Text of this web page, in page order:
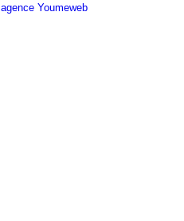
agence Youmeweb